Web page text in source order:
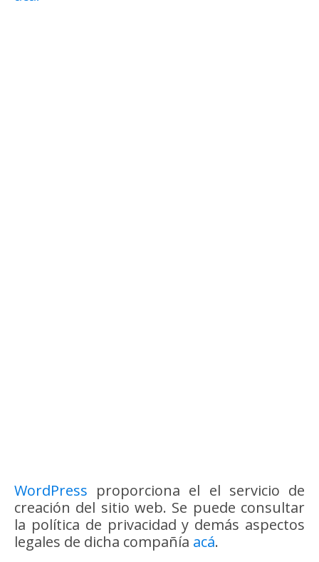
WordPress proporciona el el servicio de
creación del sitio web. Se puede consultar
la política de privacidad y demás aspectos
legales de dicha compañía acá.